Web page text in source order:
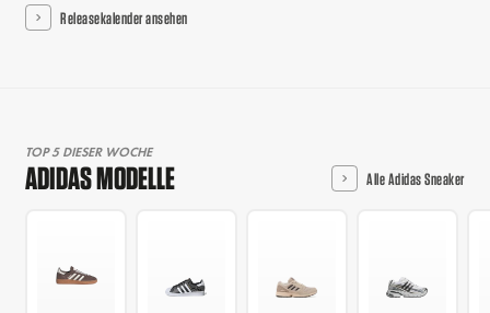
Releasekalender ansehen
TOP 5 DIESER WOCHE
ADIDAS MODELLE Alle Adidas Sneaker